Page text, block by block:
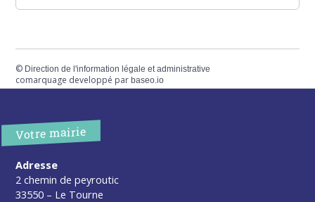
© Direction de l'information légale et administrative
comarquage developpé parbaseo.io
Votre mairie
Adresse
2 chemin de peyroutic
33550 – Le Tourne